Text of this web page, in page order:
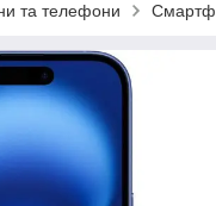
та телефони